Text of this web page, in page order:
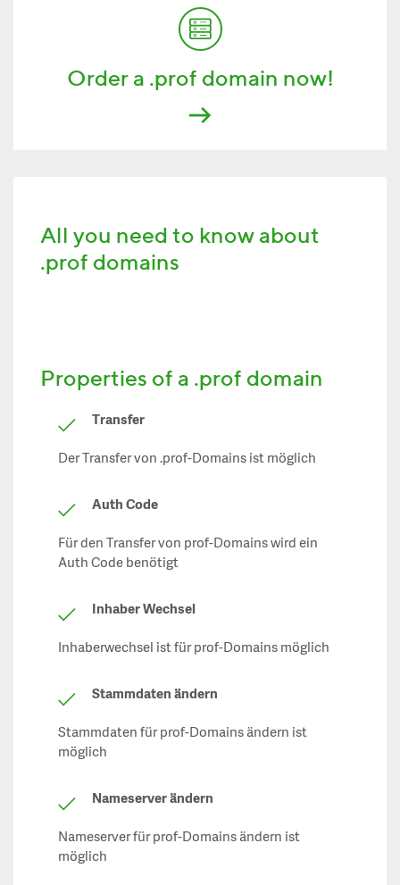
Order a .prof domain now!
All you need to know about
.prof domains
Properties of a .prof domain
Transfer
Der Transfer von .prof-Domains ist möglich
Auth Code
Für den Transfer von prof-Domains wird ein
Auth Code benötigt
Inhaber Wechsel
Inhaberwechsel ist für prof-Domains möglich
Stammdaten ändern
Stammdaten für prof-Domains ändern ist
möglich
Nameserver ändern
Nameserver für prof-Domains ändern ist
möglich